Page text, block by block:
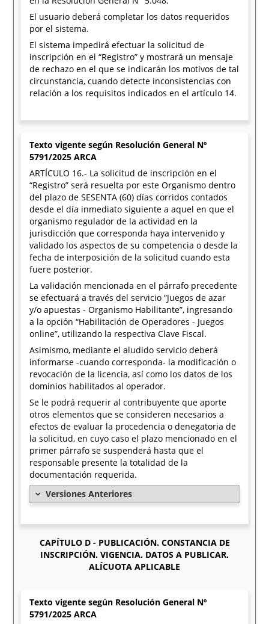
El usuario deberá completar los datos requeridos
por el sistema.
El sistema impedirá efectuar la solicitud de
inscripción en el “Registro” y mostrará un mensaje
de rechazo en el que se indicarán los motivos de tal
circunstancia, cuando detecte inconsistencias con
relación a los requisitos indicados en el artículo 14.
Texto vigente según Resolución General Nº
5791/2025 ARCA
ARTÍCULO 16.- La solicitud de inscripción en el
“Registro” será resuelta por este Organismo dentro
del plazo de SESENTA (60) días corridos contados
desde el día inmediato siguiente a aquel en que el
organismo regulador de la actividad en la
jurisdicción que corresponda haya intervenido y
validado los aspectos de su competencia o desde la
fecha de interposición de la solicitud cuando esta
fuere posterior.
La validación mencionada en el párrafo precedente
se efectuará a través del servicio “Juegos de azar
y/o apuestas - Organismo Habilitante”, ingresando
a la opción “Habilitación de Operadores - Juegos
online”, utilizando la respectiva Clave Fiscal.
Asimismo, mediante el aludido servicio deberá
informarse -cuando corresponda- la modificación o
revocación de la licencia, así como los datos de los
dominios habilitados al operador.
Se le podrá requerir al contribuyente que aporte
otros elementos que se consideren necesarios a
efectos de evaluar la procedencia o denegatoria de
la solicitud, en cuyo caso el plazo mencionado en el
primer párrafo se suspenderá hasta que el
responsable presente la totalidad de la
documentación requerida.
Versiones Anteriores
CAPÍTULO D - PUBLICACIÓN. CONSTANCIA DE
INSCRIPCIÓN. VIGENCIA. DATOS A PUBLICAR.
ALÍCUOTA APLICABLE
Texto vigente según Resolución General Nº
5791/2025 ARCA